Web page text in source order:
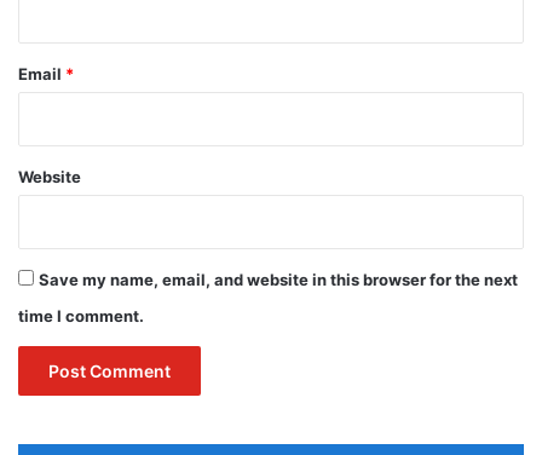
Email *
Website
Save my name, email, and website in this browser for the next
time I comment.